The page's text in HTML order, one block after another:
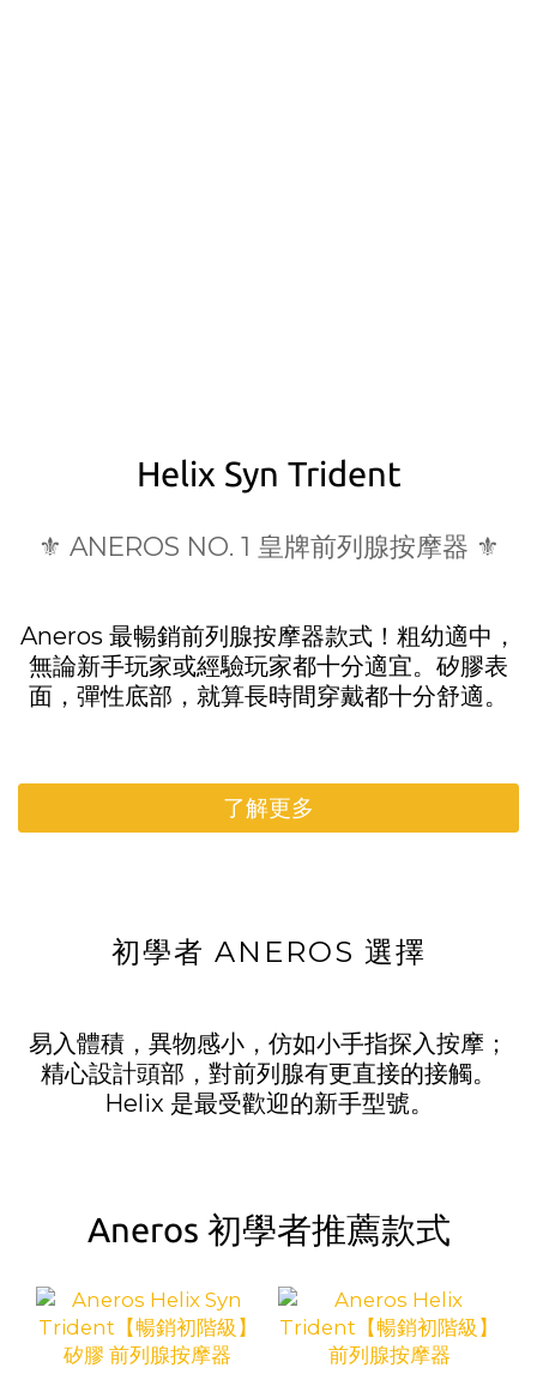
Helix Syn Trident
⚜️ ANEROS NO. 1 皇牌前列腺按摩器 ⚜️
Aneros 最暢銷前列腺按摩器款式！粗幼適中，
無論新手玩家或經驗玩家都十分適宜。矽膠表
面，彈性底部，就算長時間穿戴都十分舒適。
了解更多
初學者 ANEROS 選擇
易入體積，異物感小，仿如小手指探入按摩；
精心設計頭部，對前列腺有更直接的接觸。
Helix 是最受歡迎的新手型號。
Aneros 初學者推薦款式